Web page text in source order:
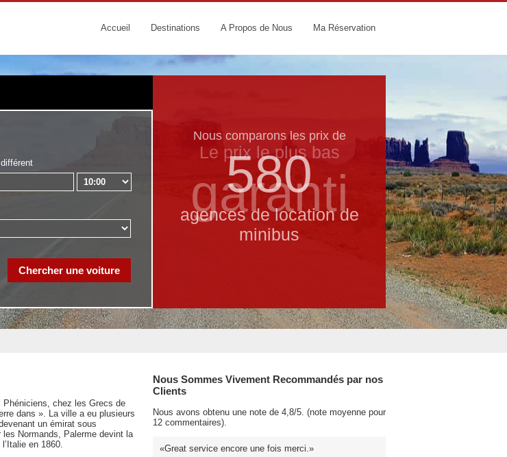
Accueil Destinations A Propos de Nous Ma Réservation
Nous comparons les prix de
580
agences de location de
minibus
Le prix le​ plus bas
garanti
Phéniciens, chez les Grecs de
dans ». La ville a eu plusieurs
un émirat sous
les Normands, Palerme devint la
en 1860.
Nous Sommes Vivement Recommandés par nos
Clients
Nous avons obtenu une note de 4,8/5. (note moyenne pour
12 commentaires).
Great service encore une fois merci.